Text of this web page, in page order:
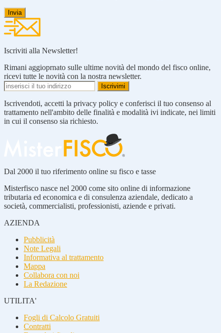
Iscriviti alla Newsletter!
Rimani aggioprnato sulle ultime novità del mondo del fisco online,
ricevi tutte le novità con la nostra newsletter.
Iscrivendoti, accetti la privacy policy e conferisci il tuo consenso al
trattamento nell'ambito delle finalità e modalità ivi indicate, nei limiti
in cui il consenso sia richiesto.
Dal 2000 il tuo riferimento online su fisco e tasse
Misterfisco nasce nel 2000 come sito online di informazione
tributaria ed economica e di consulenza aziendale, dedicato a
società, commercialisti, professionisti, aziende e privati.
AZIENDA
Pubblicità
Note Legali
Informativa al trattamento
Mappa
Collabora con noi
La Redazione
UTILITA'
Fogli di Calcolo Gratuiti
Contratti